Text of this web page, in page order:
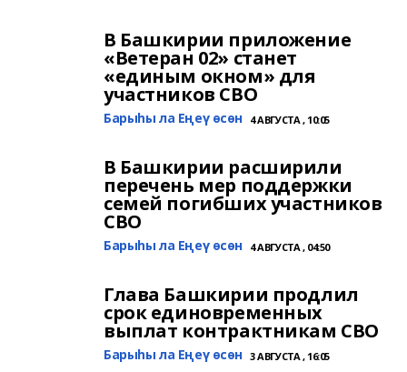
В Башкирии приложение
«Ветеран 02» станет
«единым окном» для
участников СВО
Барыһы ла Еңеү өсөн 4 АВГУСТА , 10:05
В Башкирии расширили
перечень мер поддержки
семей погибших участников
СВО
Барыһы ла Еңеү өсөн 4 АВГУСТА , 04:50
Глава Башкирии продлил
срок единовременных
выплат контрактникам СВО
Барыһы ла Еңеү өсөн 3 АВГУСТА , 16:05